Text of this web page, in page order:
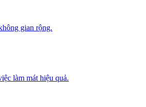
gian rộng.
làm mát hiệu quả.